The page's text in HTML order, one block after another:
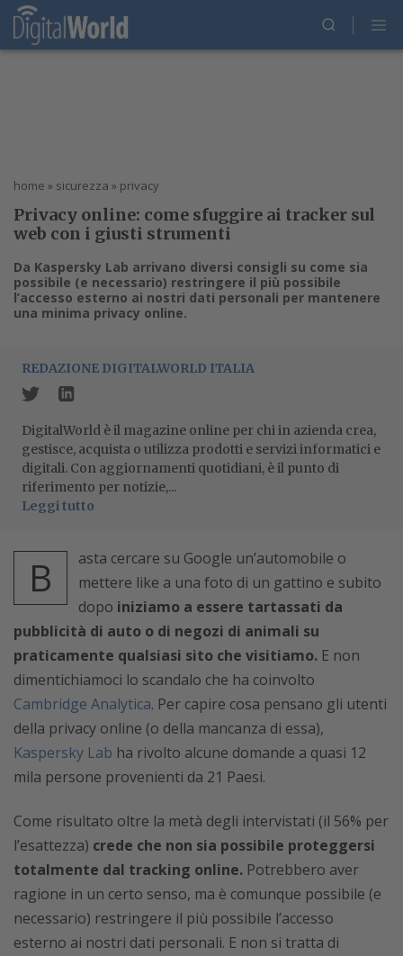
home » sicurezza » privacy
Privacy online: come sfuggire ai tracker sul
web con i giusti strumenti
Da Kaspersky Lab arrivano diversi consigli su come sia
possibile (e necessario) restringere il più possibile
l’accesso esterno ai nostri dati personali per mantenere
una minima privacy online.
REDAZIONE DIGITALWORLD ITALIA
DigitalWorld è il magazine online per chi in azienda crea,
gestisce, acquista o utilizza prodotti e servizi informatici e
digitali. Con aggiornamenti quotidiani, è il punto di
riferimento per notizie,...
Leggi tutto
B
asta cercare su Google un’automobile o
mettere like a una foto di un gattino e subito
dopo iniziamo a essere tartassati da
pubblicità di auto o di negozi di animali su
praticamente qualsiasi sito che visitiamo. E non
dimentichiamoci lo scandalo che ha coinvolto
Cambridge Analytica. Per capire cosa pensano gli utenti
della privacy online (o della mancanza di essa),
Kaspersky Lab ha rivolto alcune domande a quasi 12
mila persone provenienti da 21 Paesi.
Come risultato oltre la metà degli intervistati (il 56% per
l’esattezza) crede che non sia possibile proteggersi
totalmente dal tracking online. Potrebbero aver
ragione in un certo senso, ma è comunque possibile (e
necessario) restringere il più possibile l’accesso
esterno ai nostri dati personali. E non si tratta di